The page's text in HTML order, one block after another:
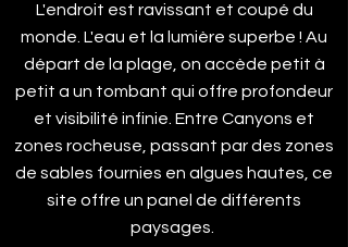
L'endroit est ravissant et coupé du
monde. L'eau et la lumière superbe ! Au
départ de la plage, on accède petit à
petit a un tombant qui offre profondeur
et visibilité infinie. Entre Canyons et
zones rocheuse, passant par des zones
de sables fournies en algues hautes, ce
site offre un panel de différents
paysages.